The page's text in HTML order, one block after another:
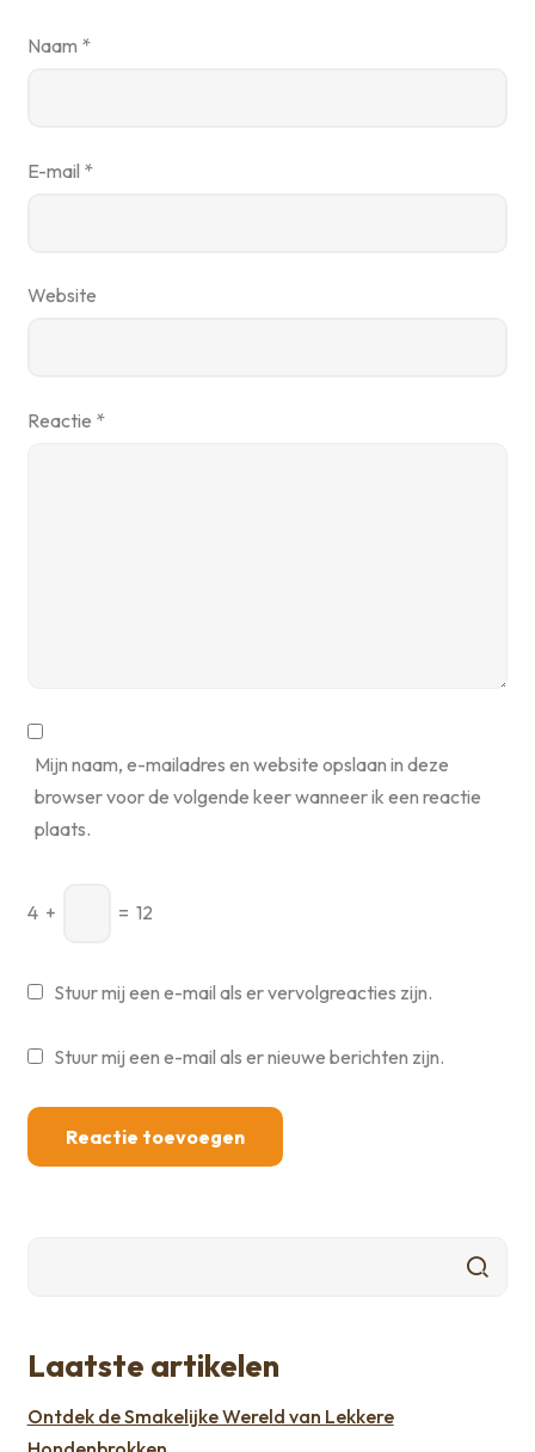
Naam *
E-mail *
Website
Reactie *
Mijn naam, e-mailadres en website opslaan in deze
browser voor de volgende keer wanneer ik een reactie
plaats.
4 + = 12
Stuur mij een e-mail als er vervolgreacties zijn.
Stuur mij een e-mail als er nieuwe berichten zijn.
Laatste artikelen
Ontdek de Smakelijke Wereld van Lekkere